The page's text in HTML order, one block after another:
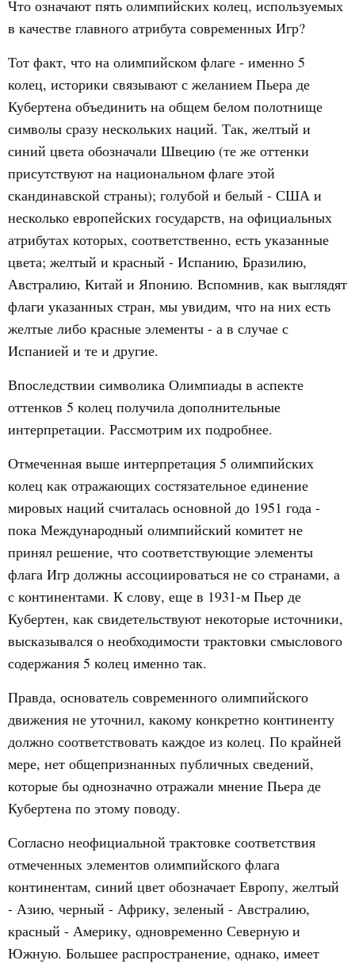
Что означают пять олимпийских колец, используемых
в качестве главного атрибута современных Игр?
Тот факт, что на олимпийском флаге - именно 5
колец, историки связывают с желанием Пьера де
Кубертена объединить на общем белом полотнище
символы сразу нескольких наций. Так, желтый и
синий цвета обозначали Швецию (те же оттенки
присутствуют на национальном флаге этой
скандинавской страны); голубой и белый - США и
несколько европейских государств, на официальных
атрибутах которых, соответственно, есть указанные
цвета; желтый и красный - Испанию, Бразилию,
Австралию, Китай и Японию. Вспомнив, как выглядят
флаги указанных стран, мы увидим, что на них есть
желтые либо красные элементы - а в случае с
Испанией и те и другие.
Впоследствии символика Олимпиады в аспекте
оттенков 5 колец получила дополнительные
интерпретации. Рассмотрим их подробнее.
Отмеченная выше интерпретация 5 олимпийских
колец как отражающих состязательное единение
мировых наций считалась основной до 1951 года -
пока Международный олимпийский комитет не
принял решение, что соответствующие элементы
флага Игр должны ассоциироваться не со странами, а
с континентами. К слову, еще в 1931-м Пьер де
Кубертен, как свидетельствуют некоторые источники,
высказывался о необходимости трактовки смыслового
содержания 5 колец именно так.
Правда, основатель современного олимпийского
движения не уточнил, какому конкретно континенту
должно соответствовать каждое из колец. По крайней
мере, нет общепризнанных публичных сведений,
которые бы однозначно отражали мнение Пьера де
Кубертена по этому поводу.
Согласно неофициальной трактовке соответствия
отмеченных элементов олимпийского флага
континентам, синий цвет обозначает Европу, желтый
- Азию, черный - Африку, зеленый - Австралию,
красный - Америку, одновременно Северную и
Южную. Большее распространение, однако, имеет